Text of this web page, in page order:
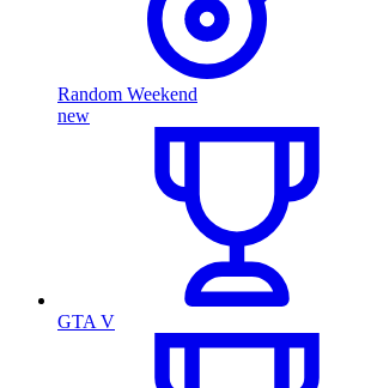
Random Weekend
new
GTA V